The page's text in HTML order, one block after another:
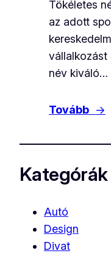
Tökéletes
az adott
vállalkozást
név kiváló…
Tovább →
Kategórák
Autó
Design
Divat